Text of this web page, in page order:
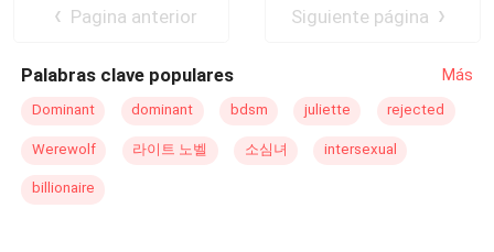
war, if necessary.
Pagina anterior Siguiente página
Palabras clave populares Más
Dominant dominant bdsm juliette rejected
Werewolf 라이트 노벨 소심녀 intersexual
billionaire